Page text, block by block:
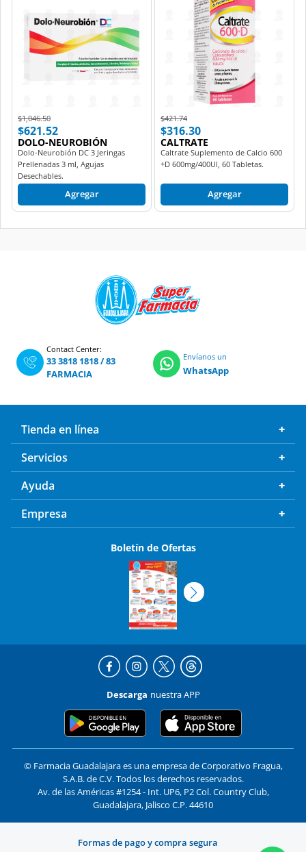
Price reduced from
$1,046.50to
$621.52
DOLO-NEUROBIÓN
Dolo-Neurobión DC 3 Jeringas
Prellenadas 3 ml, Agujas
Desechables.
Agregar
Price reduced from
$421.74to
$316.30
CALTRATE
Caltrate Suplemento de Calcio 600
+D 600mg/400UI, 60 Tabletas.
Agregar
Contact Center:
33 3818 1818/83
FARMACIA
Envíanos un
WhatsApp
Tienda en línea
Servicios
Ayuda
Empresa
Boletín de Ofertas
Descarga nuestra APP
© Farmacia Guadalajara es una empresa de Corporativo Fragua,
S.A.B. de C.V. Todos los derechos reservados.
Av. de las Américas #1254 - Int. UP6, P2 Col. Country Club,
Guadalajara, Jalisco C.P. 44610
Formas de pago y compra segura